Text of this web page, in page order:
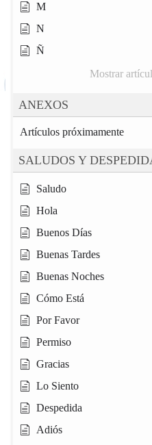
M
N
Ñ
Mostrar
ANEXOS
Artículos próximamente
SALUDOS Y
Saludo
Hola
Buenos Días
Buenas Tardes
Buenas Noches
Cómo Está
Por Favor
Permiso
Gracias
Lo Siento
Despedida
Adiós